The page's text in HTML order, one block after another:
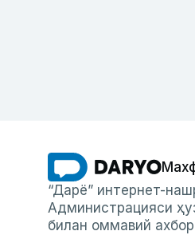
“Дарё” интернет-
Администрацияси
билан оммавий